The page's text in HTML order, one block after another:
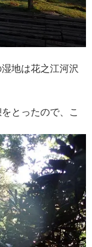
地は花之江河沢
とったので、こ